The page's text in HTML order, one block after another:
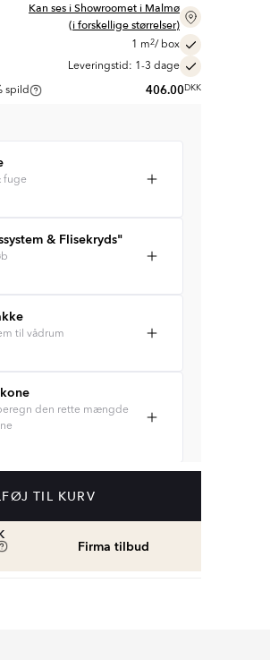
Kan ses i Showroomet i Malmø
(i forskellige størrelser)
1 m2/ box
Leveringstid: 1-3 dage
spild 406.00DKK
fuge
& Flisekryds"
til vådrum
den rette mængde
Vedligeholdelse
TIL KURV
Firma tilbud